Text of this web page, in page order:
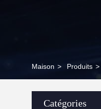
Maison > Produits >
Catégories